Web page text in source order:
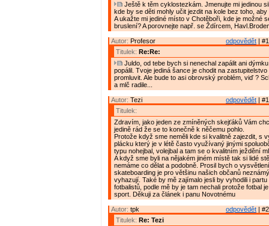
Ještě k těm cyklostezkám. Jmenujte mi jedinou
kde by se děti mohly učit jezdit na kole bez toho,
A ukažte mi jediné místo v Chotěboři, kde je možné
bruslení? A porovnejte např. se Ždírcem,
odpovědět |
Autor: Profesor
Titulek: Re:Re:
Juldo, od tebe bych si nenechal zapálit ani
popálil. Tvoje jediná šance je chodit na zastupitelstvo
promluvit. Ale bude to asi obrovský problém, viď ?
a mlč radile...
odpovědět |
Autor: Tezi
Titulek:
Zdravím, jako jeden ze zmíněných skejťáků Vám
jedině rád že se to konečně k něčemu pohlo.
Protože když sme neměli kde si kvalitně zajezdit, s
plácku který je v létě často využívaný jinými
typu nohejbal, volejbal a tam se o kvalitním ježdění
A když sme byli na nějakém jiném místě tak si lidé
nemáme co dělat a podobně. Prosil bych o
skateboarding je pro většinu našich občanů
vyhazují. Také by mě zajímalo jesli by vyhodili i
fotbalistů, podle mě by je tam nechali protože fotbal
sport. Děkuji za článek i panu Novotnému
odpovědět |
Autor: tpk
Titulek: Re: Tezi